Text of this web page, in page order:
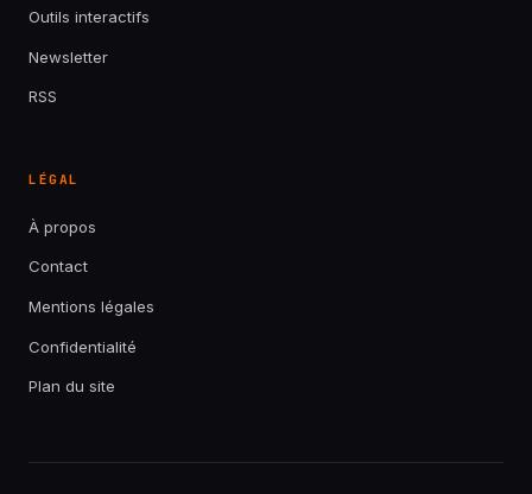
Outils interactifs
Newsletter
RSS
LÉGAL
À propos
Contact
Mentions légales
Confidentialité
Plan du site